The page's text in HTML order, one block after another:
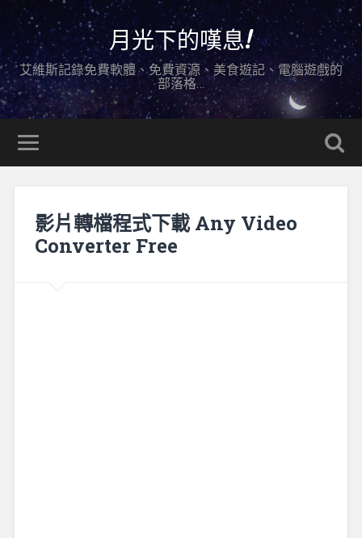
月光下的嘆息!
艾維斯記錄免費軟體、免費資源、美食遊記、電腦遊戲的
部落格…
影片轉檔程式下載 Any Video
Converter Free